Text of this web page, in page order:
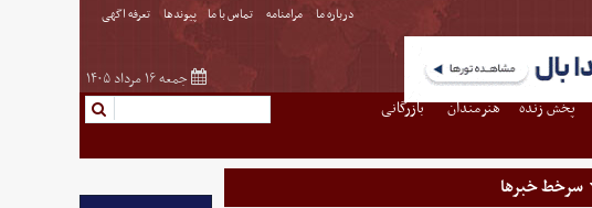
درباره ما مرامنامه تماس با ما پیوندها تعرفه اگهی
جمعه ۱۶ مرداد ۱۴۰۵
پخش زنده هنرمندان
بازرگانی
سرخط خبرها